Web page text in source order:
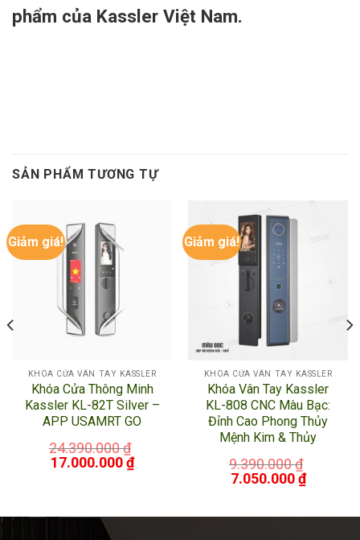
phẩm của Kassler Việt Nam.
SẢN PHẨM TƯƠNG TỰ
Giảm giá!
KHÓA CỬA VÂN TAY KASSLER
Khóa Cửa Thông Minh
Kassler KL-82T Silver –
APP USAMRT GO
24.390.000₫
17.000.000₫
Giảm giá!
KHÓA CỬA VÂN TAY KASSLER
Khóa Vân Tay Kassler
KL-808 CNC Màu Bạc:
Đỉnh Cao Phong Thủy
Mệnh Kim & Thủy
9.390.000₫
7.050.000₫